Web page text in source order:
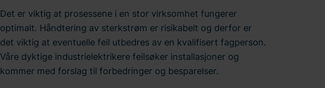
Det er viktig at prosessene i en stor virksomhet fungerer
optimalt. Håndtering av sterkstrøm er risikabelt og derfor er
det viktig at eventuelle feil utbedres av en kvalifisert fagperson.
Våre dyktige industrielektrikere feilsøker installasjoner og
kommer med forslag til forbedringer og besparelser.